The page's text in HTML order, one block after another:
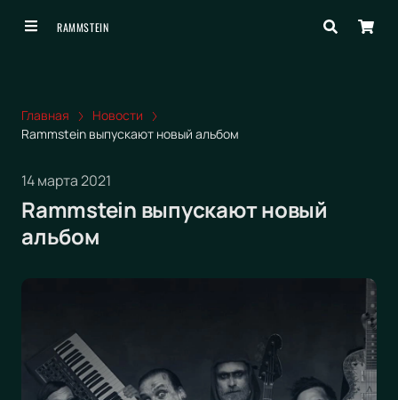
RAMMSTEIN
Главная
Новости
Rammstein выпускают новый альбом
14 марта 2021
Rammstein выпускают новый
альбом